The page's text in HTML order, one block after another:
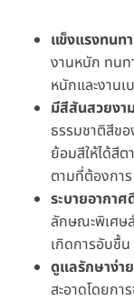
แข็งแรงทนท
งานหนัก ทนท
หนักและงานเ
มีสีสันสวยงา
ธรรมชาติสีข
ย้อมสีให้ได้สีต
ตามที่ต้องการ
ระบายอากาศ
ลักษณะพิเศษส
เกิดการอับชื้น
ดูแลรักษาง่าย
สะอาดโดยกา